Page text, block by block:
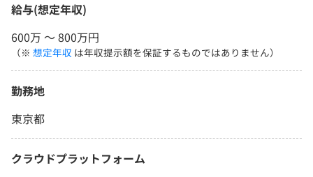
給与(想定年収)
600万 〜 800万円
（※ 想定年収 は年収提示額を保証するものではありません）
勤務地
東京都
クラウドプラットフォーム